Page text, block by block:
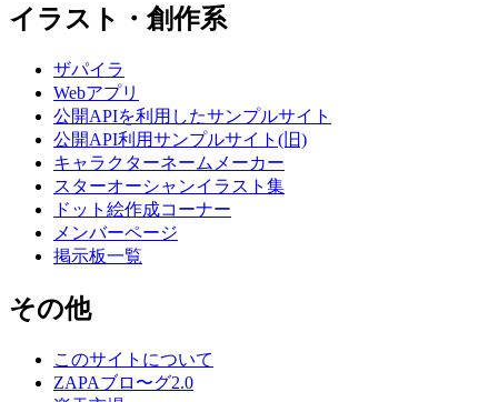
イラスト・創作系
ザパイラ
Webアプリ
公開APIを利用したサンプルサイト
公開API利用サンプルサイト(旧)
キャラクターネームメーカー
スターオーシャンイラスト集
ドット絵作成コーナー
メンバーページ
掲示板一覧
その他
このサイトについて
ZAPAブロ〜グ2.0